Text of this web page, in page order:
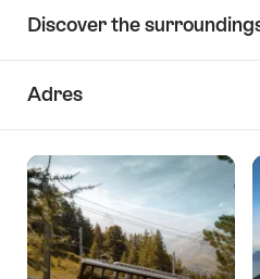
Discover the
Adres